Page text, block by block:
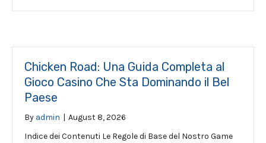
Chicken Road: Una Guida Completa al
Gioco Casino Che Sta Dominando il Bel
Paese
By admin | August 8, 2026
Indice dei Contenuti Le Regole di Base del Nostro Game